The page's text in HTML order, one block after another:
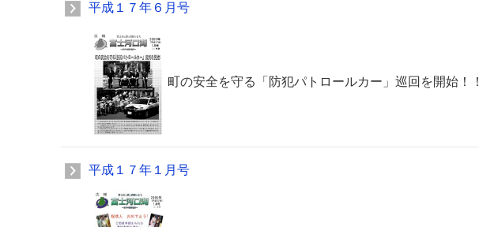
平成１７年６月号
町の安全を守る「防犯パトロールカー」巡回を開始！！
平成１７年１月号